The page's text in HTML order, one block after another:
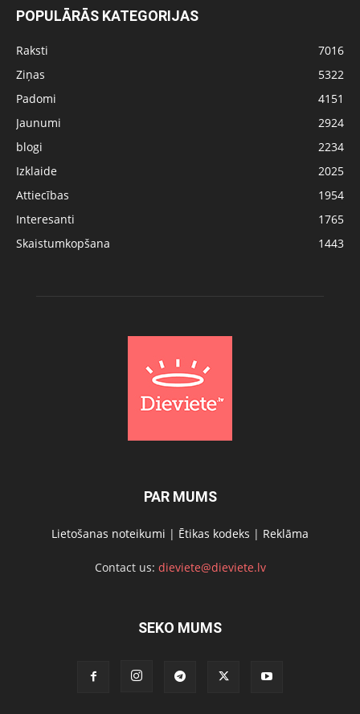
POPULĀRĀS KATEGORIJAS
Raksti
7016
Ziņas
5322
Padomi
4151
Jaunumi
2924
blogi
2234
Izklaide
2025
Attiecības
1954
Interesanti
1765
Skaistumkopšana
1443
PAR MUMS
Lietošanas noteikumi | Ētikas kodeks | Reklāma
Contact us: dieviete@dieviete.lv
SEKO MUMS